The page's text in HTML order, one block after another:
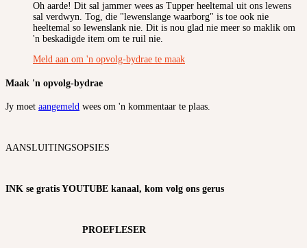
Oh aarde! Dit sal jammer wees as Tupper heeltemal uit ons lewens
sal verdwyn. Tog, die "lewenslange waarborg" is toe ook nie
heeltemal so lewenslank nie. Dit is nou glad nie meer so maklik om
'n beskadigde item om te ruil nie.
Meld aan om 'n opvolg-bydrae te maak
Maak 'n opvolg-bydrae
Jy moet aangemeld wees om 'n kommentaar te plaas.
AANSLUITINGSOPSIES
INK se gratis YOUTUBE kanaal, kom volg ons gerus
PROEFLESER